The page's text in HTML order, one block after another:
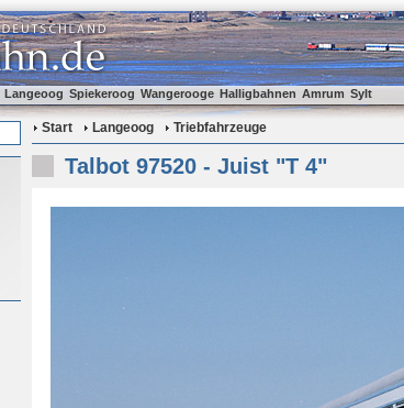
Langeoog Spiekeroog Wangerooge Halligbahnen Amrum Sylt
Start Langeoog Triebfahrzeuge
Talbot 97520 - Juist "T 4"